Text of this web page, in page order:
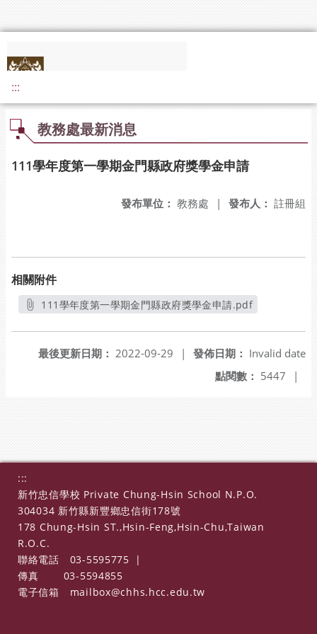
:::
教務處最新消息
111學年度第一學期金門縣政府獎學金申請
發布人： 註冊組
發布單位： 教務處 |
相關附件
111學年度第一學期金門縣政府獎學金申請.pdf
發佈日期： Invalid date
最後更新日期： 2022-09-29
|
點閱數： 5447 |
:::
新竹忠信學校 Private Chung-Hsin School N.P.O.
304034 新竹縣新豐鄉忠信街178號
178 Chung-Hsin ST.,Hsin-Feng,Hsin-Chu,Taiwan
R.O.C.
聯絡電話
03-5595775
|
傳真
03-5594855
電子信箱
mailbox@chhs.hcc.edu.tw